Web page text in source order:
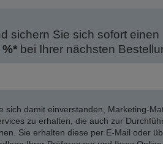
sichern Sie sich sofort einen
%*bei Ihrer nächsten
sich damit einverstanden, Marketing-
zu erhalten, die auch zur
Sie erhalten diese per E-Mail oder